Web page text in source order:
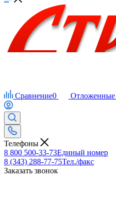
Сравнение0 Отложенные
Телефоны
8 800 500-33-73Единый номер
8 (343) 288-77-75Тел./факс
Заказать звонок